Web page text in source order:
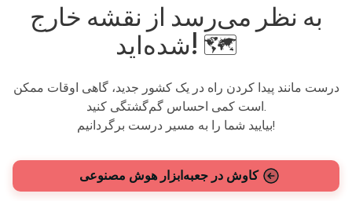
به نظر می‌رسد از نقشه خارج
شده‌اید! 🗺️
درست مانند پیدا کردن راه در یک کشور جدید، گاهی اوقات ممکن
است کمی احساس گم‌گشتگی کنید.
بیایید شما را به مسیر درست برگردانیم!
کاوش در جعبه‌ابزار هوش مصنوعی